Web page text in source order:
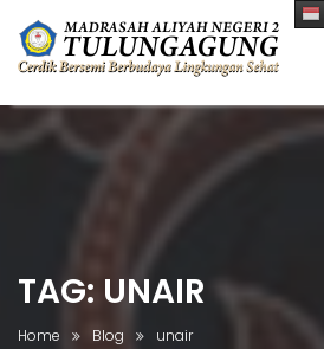
TAG: UNAIR
Home Blog unair